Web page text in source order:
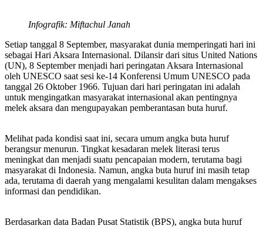
Infografik: Miftachul Janah
Setiap tanggal 8 September, masyarakat dunia memperingati hari ini
sebagai Hari Aksara Internasional. Dilansir dari situs United Nations
(UN), 8 September menjadi hari peringatan Aksara Internasional
oleh UNESCO saat sesi ke-14 Konferensi Umum UNESCO pada
tanggal 26 Oktober 1966. Tujuan dari hari peringatan ini adalah
untuk mengingatkan masyarakat internasional akan pentingnya
melek aksara dan mengupayakan pemberantasan buta huruf.
Melihat pada kondisi saat ini, secara umum angka buta huruf
berangsur menurun. Tingkat kesadaran melek literasi terus
meningkat dan menjadi suatu pencapaian modern, terutama bagi
masyarakat di Indonesia. Namun, angka buta huruf ini masih tetap
ada, terutama di daerah yang mengalami kesulitan dalam mengakses
informasi dan pendidikan.
Berdasarkan data Badan Pusat Statistik (BPS), angka buta huruf